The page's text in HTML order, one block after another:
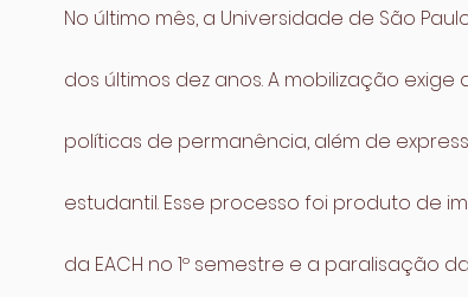
No último mês, a Universidade de São
dos últimos dez anos. A mobilização
políticas de permanência, além de
estudantil. Esse processo foi produto de
da EACH no 1º semestre e a paralisação